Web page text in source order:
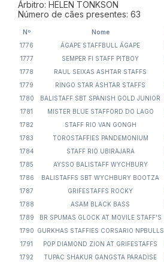
Árbitro: HELEN TONKSON
Número de cães presentes: 63
Nº Nome
1776
ÁGAPE STAFFBULL ÁGAPE
1777
SEMPER FI STAFF PITBOY
1778
RAUL SEIXAS ASHTAR STAFFS
1779
RINGO STAR ASHTAR STAFFS
1780
BALISTAFF SBT SPANISH GOLD JUNIOR
1781
MISTER BLUE STAFFORD DO LAGO
1782
STAFF RIO VAN GONGH
1783
TOROSTAFFIES PANDEMONIUM
1784
STAFF RIO UBIRAJARA
1785
AYSSO BALISTAFF WYCHBURY
1786
BALISTAFFS SBT WYCHBURY BOOTZA
1787
GRIFESTAFFS ROCKY
1788
ASAM BLACK BASS
1789
BR SPUMAS GLOCK AT MOVILE STAFF'S
1790 GURKHAS STAFFIES CORSARIO NPBULLS
1791
POP DIAMOND ZION AT GRIFESTAFFS
1792
TUPAC SHAKUR GANGSTA PARADISE